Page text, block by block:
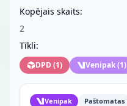
Kopējais skaits:
2
Tīkli:
DPD(1) Venipak(1)
Venipak Paštomatas